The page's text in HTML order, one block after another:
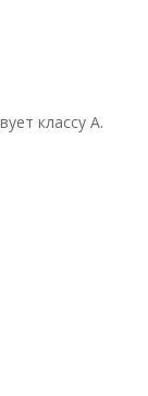
классу A.